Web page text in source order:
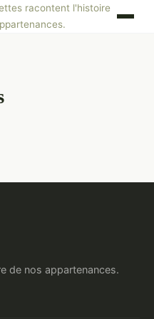
racontent l'histoire
de nos appartenances.